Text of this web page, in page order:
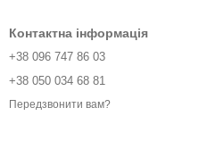
Контактна інформація
+38 096 747 86 03
+38 050 034 68 81
Передзвонити вам?